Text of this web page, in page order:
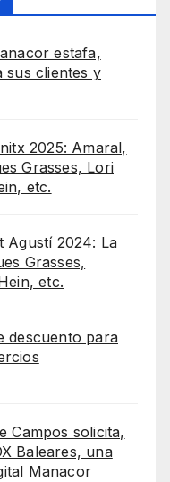
estafa,
sus clientes y
2025: Amaral,
Grasses, Lori
etc.
Agustí 2024: La
Grasses,
etc.
descuento para
Campos solicita,
Baleares, una
Manacor